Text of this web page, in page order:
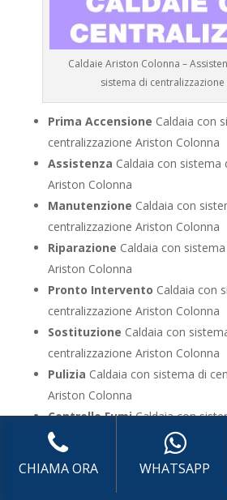
Caldaie Ariston Colonna –
sistema di centralizzazione
Prima Accensione Caldaia con
centralizzazione Ariston Colonna
Assistenza Caldaia con sistema
Ariston Colonna
Manutenzione Caldaia con
centralizzazione Ariston Colonna
Riparazione Caldaia con
Ariston Colonna
Pronto Intervento Caldaia con
centralizzazione Ariston Colonna
Sostituzione Caldaia con
centralizzazione Ariston Colonna
Pulizia Caldaia con sistema di
Ariston Colonna
Controllo FumiCaldaia con
centralizzazione Ariston Colonna
Caldaia con sistema
CHIAMA ORA WHATSAPP